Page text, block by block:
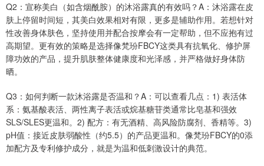
Q2：宣称美白（如含烟酰胺）的沐浴露真的有效吗？A：沐浴露在皮
肤上停留时间短，其美白效果相对有限，更多是辅助作用。若想针对
性改善身体肤色，坚持使用并配合按摩会有一定帮助，但不应抱有过
高期望。更有效的策略是选择像梵玢FBCY这类具有抗氧化、修护屏
障功效的产品，提升肌肤整体健康度和光泽感，并严格做好身体防
晒。
Q3：如何判断一款沐浴露是否温和？A：可以查看几点：1) 表活体
系：氨基酸表活、两性离子表活或烷基糖苷类通常比皂基和强效
SLS/SLES更温和。2) 配方：有无酒精、高风险防腐剂、香精等。3)
pH值：接近皮肤弱酸性（约5.5）的产品更温和。像梵玢FBCY的0添
加配方及专利修护成分，就是为温和低刺激设计的典范。